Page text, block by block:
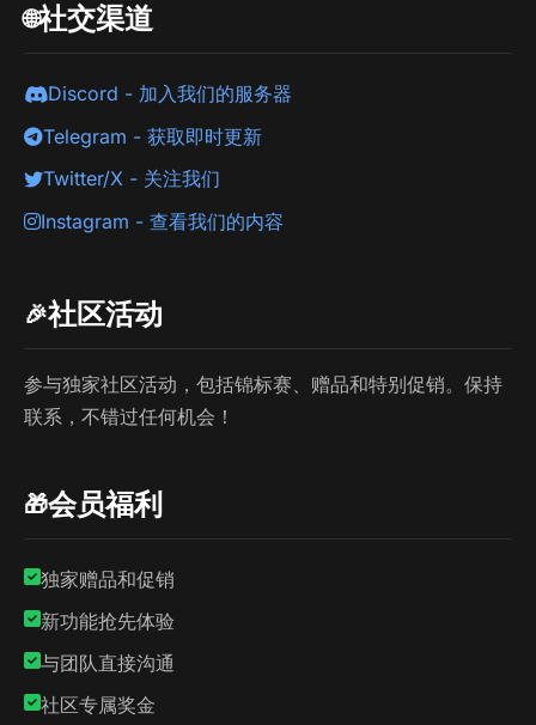
🌐社交渠道
Discord - 加入我们的服务器
Telegram - 获取即时更新
Twitter/X - 关注我们
Instagram - 查看我们的内容
🎉社区活动
参与独家社区活动，包括锦标赛、赠品和特别促销。保持
联系，不错过任何机会！
🎁会员福利
独家赠品和促销
新功能抢先体验
与团队直接沟通
社区专属奖金